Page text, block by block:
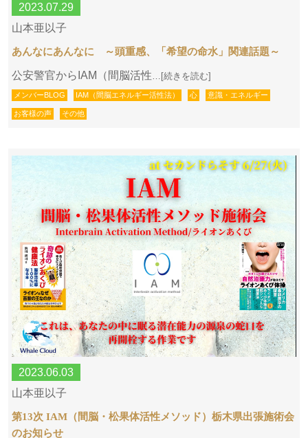
2023.07.29
山本亜以子
あんなにあんなに ～頭重感、「希望の命水」関連話題～
公安警官からIAM（間脳活性 …[続きを読む]
メンバーBLOG IAM（間脳エネルギー活性法） 心 意識・エネルギー
お客様の声 その他
2023.06.03
山本亜以子
第13次 IAM（間脳・松果体活性メソッド）栃木県出張施術会
のお知らせ